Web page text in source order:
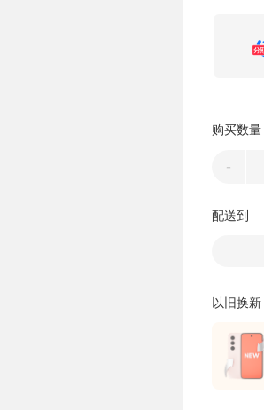
购买数量
-
配送到
以旧换新